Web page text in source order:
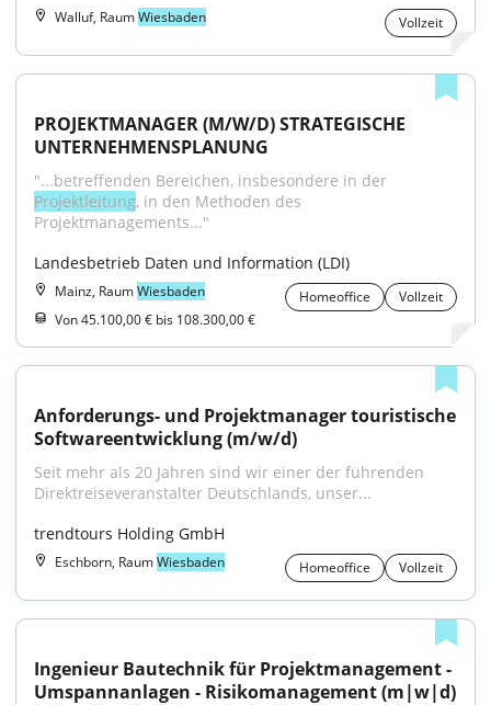
Walluf, RaumWiesbaden Vollzeit
PROJEKTMANAGER (M/W/D) STRATEGISCHE
UNTERNEHMENSPLANUNG
Projektleitung, in den Methoden des
Projektmanagements..."
Landesbetrieb Daten und Information (LDI)
Mainz, RaumWiesbaden Homeoffice
Vollzeit
Von 45.100,00 € bis 108.300,00 €
Anforderungs- und Projektmanager touristische
Softwareentwicklung (m/w/d)
Seit mehr als 20 Jahren sind wir einer der führenden
Direktreiseveranstalter Deutschlands, unser...
trendtours Holding GmbH
Eschborn, RaumWiesbaden Homeoffice Vollzeit
Ingenieur Bautechnik für Projektmanagement -
Umspannanlagen - Risikomanagement (m|w|d)